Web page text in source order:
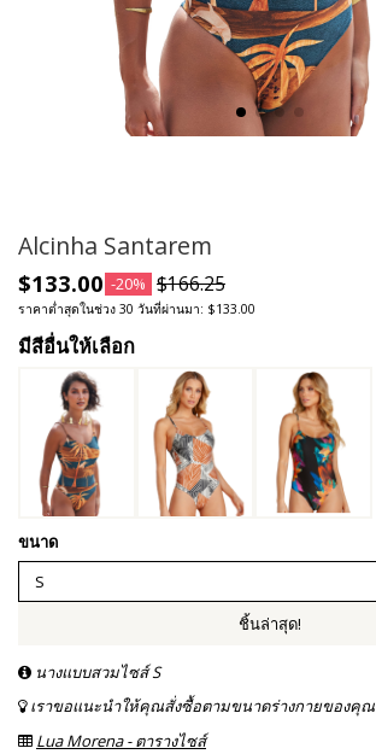
Alcinha Santarem
$133.00 -20% $166.25
ราคาต่ำสุดในช่วง 30 วันที่ผ่านมา: $133.00
มีสีอื่นให้เลือก
ขนาด
ชิ้นล่าสุด!
นางแบบสวมไซส์ S
เราขอแนะนำให้คุณสั่งซื้อตามขนาดร่างกายของคุณ
Lua Morena - ตารางไซส์